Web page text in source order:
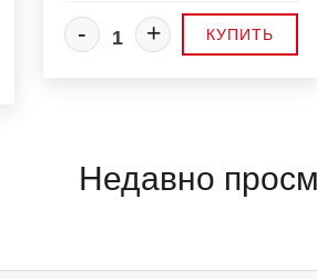
- + КУПИТЬ
Недавно